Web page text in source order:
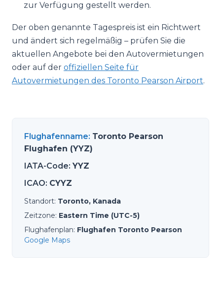
zur Verfügung gestellt werden.
Der oben genannte Tagespreis ist ein Richtwert
und ändert sich regelmäßig – prüfen Sie die
aktuellen Angebote bei den Autovermietungen
oder auf der offiziellen Seite für
Autovermietungen des Toronto Pearson Airport.
Flughafenname: Toronto Pearson
Flughafen (YYZ)
IATA-Code: YYZ
ICAO: CYYZ
Standort: Toronto, Kanada
Zeitzone: Eastern Time (UTC-5)
Flughafenplan: Flughafen Toronto Pearson
Google Maps